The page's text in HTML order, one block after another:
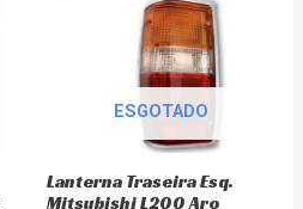
ESGOTADO
Lanterna Traseira Esq.
Mitsubishi L200 Aro